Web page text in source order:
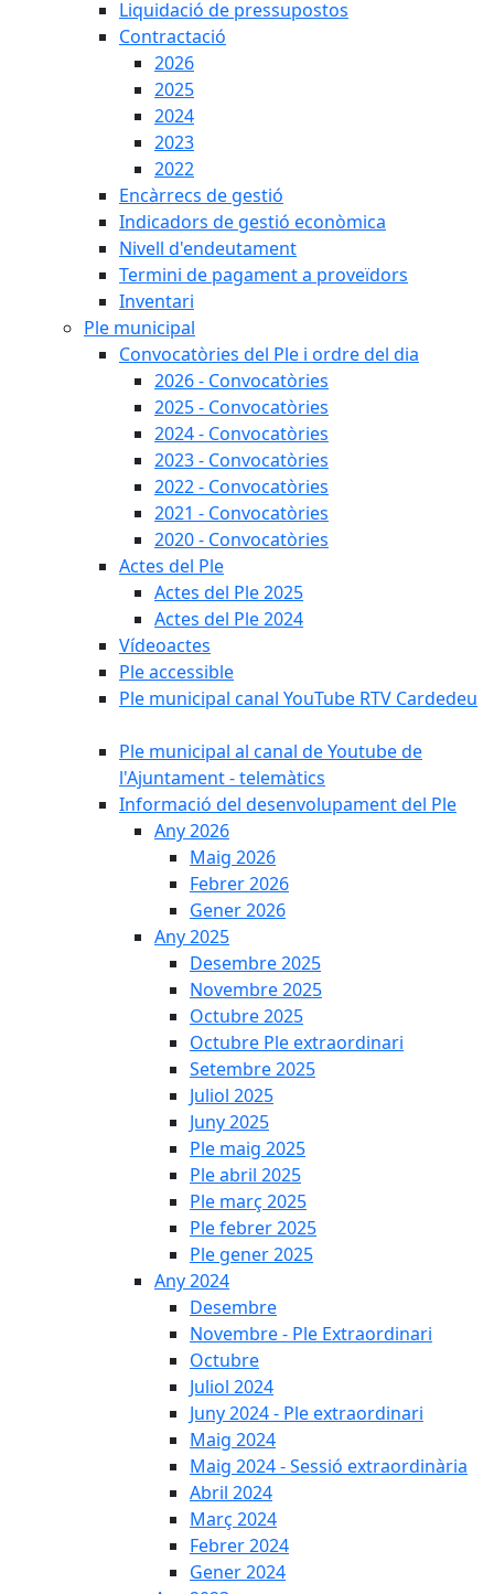
Liquidació de pressupostos
Contractació
2026
2025
2024
2023
2022
Encàrrecs de gestió
Indicadors de gestió econòmica
Nivell d'endeutament
Termini de pagament a proveïdors
Inventari
Ple municipal
Convocatòries del Ple i ordre del dia
2026 - Convocatòries
2025 - Convocatòries
2024 - Convocatòries
2023 - Convocatòries
2022 - Convocatòries
2021 - Convocatòries
2020 - Convocatòries
Actes del Ple
Actes del Ple 2025
Actes del Ple 2024
Vídeoactes
Ple accessible
Ple municipal canal YouTube RTV Cardedeu
Ple municipal al canal de Youtube de
l'Ajuntament - telemàtics
Informació del desenvolupament del Ple
Any 2026
Maig 2026
Febrer 2026
Gener 2026
Any 2025
Desembre 2025
Novembre 2025
Octubre 2025
Octubre Ple extraordinari
Setembre 2025
Juliol 2025
Juny 2025
Ple maig 2025
Ple abril 2025
Ple març 2025
Ple febrer 2025
Ple gener 2025
Any 2024
Desembre
Novembre - Ple Extraordinari
Octubre
Juliol 2024
Juny 2024 - Ple extraordinari
Maig 2024
Maig 2024 - Sessió extraordinària
Abril 2024
Març 2024
Febrer 2024
Gener 2024